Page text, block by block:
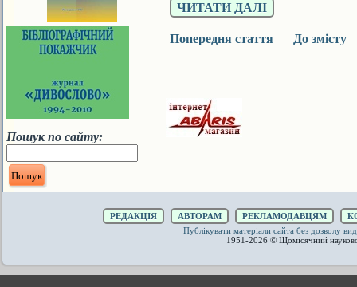
Пошук по сайту:
ЧИТАТИ ДАЛІ
Попередня стаття До
РЕДАКЦІЯ АВТОРАМ РЕКЛАМОДАВЦЯМ
Публікувати матеріали сайта без дозволу
1951-2026 © Щомісячний